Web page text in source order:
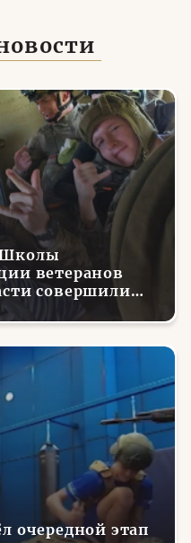
ветеранов
совершили
прыжки
очередной этап